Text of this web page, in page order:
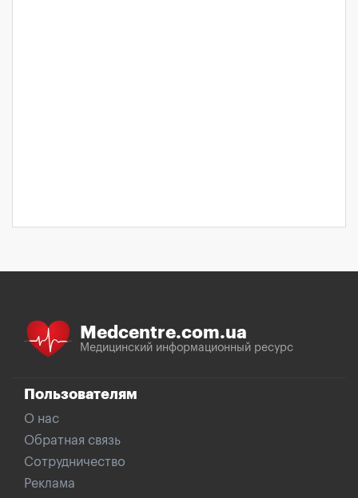
Medcentre.com.ua
Медицинский информационный ресурс
Пользователям
О нас
Обратная связь
Сотрудничество
Реклама